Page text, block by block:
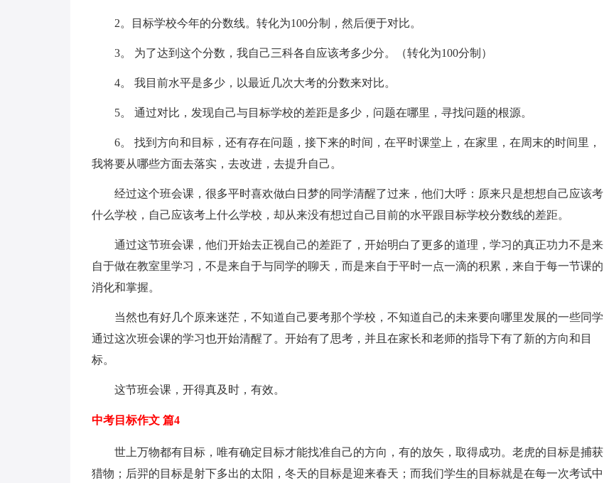
2。目标学校今年的分数线。转化为100分制，然后便于对比。
3。 为了达到这个分数，我自己三科各自应该考多少分。（转化为100分制）
4。 我目前水平是多少，以最近几次大考的分数来对比。
5。 通过对比，发现自己与目标学校的差距是多少，问题在哪里，寻找问题的根源。
6。 找到方向和目标，还有存在问题，接下来的时间，在平时课堂上，在家里，在周末的时间里，
我将要从哪些方面去落实，去改进，去提升自己。
经过这个班会课，很多平时喜欢做白日梦的同学清醒了过来，他们大呼：原来只是想想自己应该考
什么学校，自己应该考上什么学校，却从来没有想过自己目前的水平跟目标学校分数线的差距。
通过这节班会课，他们开始去正视自己的差距了，开始明白了更多的道理，学习的真正功力不是来
自于做在教室里学习，不是来自于与同学的聊天，而是来自于平时一点一滴的积累，来自于每一节课的
消化和掌握。
当然也有好几个原来迷茫，不知道自己要考那个学校，不知道自己的未来要向哪里发展的一些同学
通过这次班会课的学习也开始清醒了。开始有了思考，并且在家长和老师的指导下有了新的方向和目
标。
这节班会课，开得真及时，有效。
中考目标作文 篇4
世上万物都有目标，唯有确定目标才能找准自己的方向，有的放矢，取得成功。老虎的目标是捕获
猎物；后羿的目标是射下多出的太阳，冬天的目标是迎来春天；而我们学生的目标就是在每一次考试中